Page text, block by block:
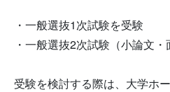
・一般選抜1次試験を受験
・一般選抜2次試験（小論文
受験を検討する際は、大学ホ